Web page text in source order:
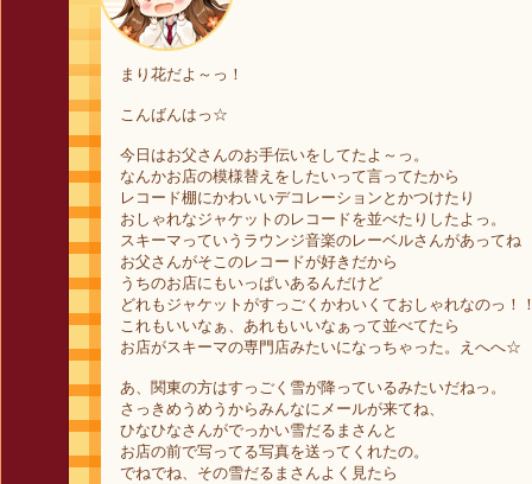
まり花だよ～っ！
こんばんはっ☆
今日はお父さんのお手伝いをしてたよ～っ。
なんかお店の模様替えをしたいって言ってたから
レコード棚にかわいいデコレーションとかつけたり
おしゃれなジャケットのレコードを並べたりしたよっ。
スキーマっていうラウンジ音楽のレーベルさんがあってね
お父さんがそこのレコードが好きだから
うちのお店にもいっぱいあるんだけど
どれもジャケットがすっごくかわいくておしゃれなのっ！
これもいいなぁ、あれもいいなぁって並べてたら
お店がスキーマの専門店みたいになっちゃった。えへへ☆
あ、関東の方はすっごく雪が降っているみたいだねっ。
さっきめうめうからみんなにメールが来てね、
ひなひなさんがでっかい雪だるまさんと
お店の前で写ってる写真を送ってくれたの。
でねでね、その雪だるまさんよく見たら